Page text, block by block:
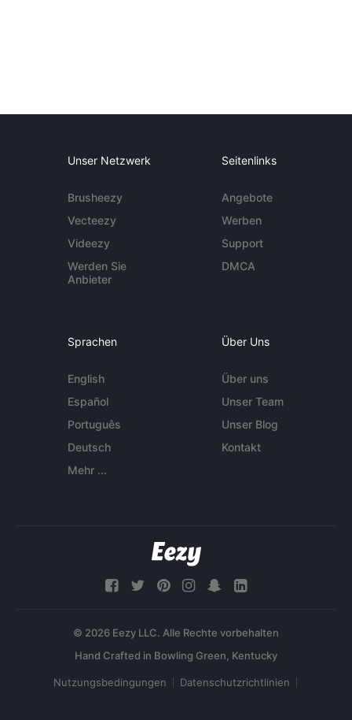
Unser Netzwerk
Brusheezy
Vecteezy
Videezy
Werden Sie
Anbieter
Seitenlinks
Angebote
Werben
Support
DMCA
Sprachen
English
Español
Português
Deutsch
Mehr ...
Über Uns
Über uns
Unser Team
Unser Blog
Kontakt
© 2026 Eezy LLC. Alle Rechte vorbehalten
Nutzungsbedingungen Datenschutzrichtlinien